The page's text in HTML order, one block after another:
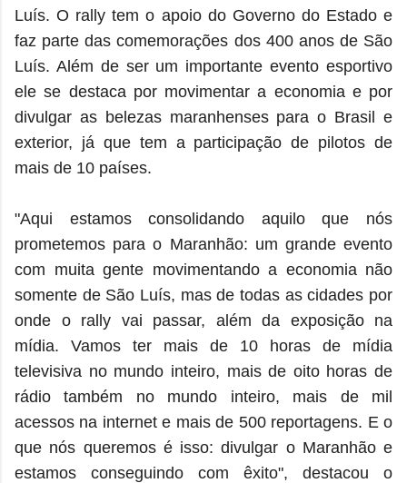
Luís. O rally tem o apoio do Governo do Estado e
faz parte das comemorações dos 400 anos de São
Luís. Além de ser um importante evento esportivo
ele se destaca por movimentar a economia e por
divulgar as belezas maranhenses para o Brasil e
exterior, já que tem a participação de pilotos de
mais de 10 países.
"Aqui estamos consolidando aquilo que nós
prometemos para o Maranhão: um grande evento
com muita gente movimentando a economia não
somente de São Luís, mas de todas as cidades por
onde o rally vai passar, além da exposição na
mídia. Vamos ter mais de 10 horas de mídia
televisiva no mundo inteiro, mais de oito horas de
rádio também no mundo inteiro, mais de mil
acessos na internet e mais de 500 reportagens. E o
que nós queremos é isso: divulgar o Maranhão e
estamos conseguindo com êxito", destacou o